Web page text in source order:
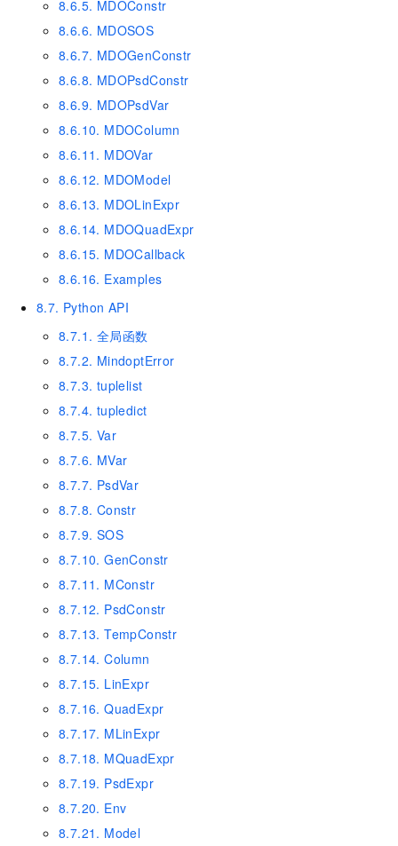
8.6.5. MDOConstr
8.6.6. MDOSOS
8.6.7. MDOGenConstr
8.6.8. MDOPsdConstr
8.6.9. MDOPsdVar
8.6.10. MDOColumn
8.6.11. MDOVar
8.6.12. MDOModel
8.6.13. MDOLinExpr
8.6.14. MDOQuadExpr
8.6.15. MDOCallback
8.6.16. Examples
8.7. Python API
8.7.1. 全局函数
8.7.2. MindoptError
8.7.3. tuplelist
8.7.4. tupledict
8.7.5. Var
8.7.6. MVar
8.7.7. PsdVar
8.7.8. Constr
8.7.9. SOS
8.7.10. GenConstr
8.7.11. MConstr
8.7.12. PsdConstr
8.7.13. TempConstr
8.7.14. Column
8.7.15. LinExpr
8.7.16. QuadExpr
8.7.17. MLinExpr
8.7.18. MQuadExpr
8.7.19. PsdExpr
8.7.20. Env
8.7.21. Model